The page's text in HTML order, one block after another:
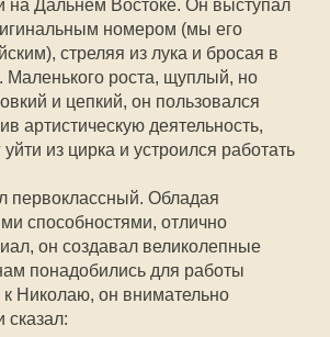
на Дальнем Востоке. Он выступал
номером (мы его
стреляя из лука и бросая в
Маленького роста, щуплый, но
и цепкий, он пользовался
артистическую деятельность,
из цирка и устроился работать
первоклассный. Обладая
способностями, отлично
он создавал великолепные
понадобились для работы
Николаю, он внимательно
сказал: